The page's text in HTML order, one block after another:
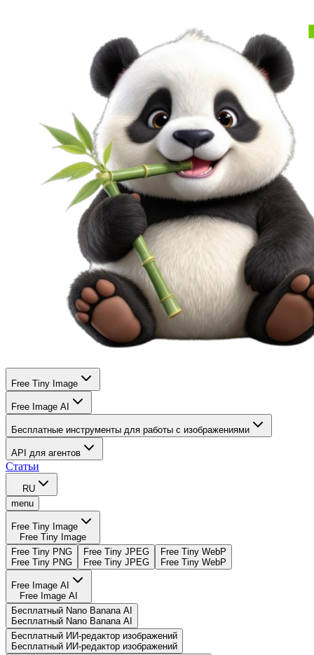
Free Tiny Image
Free Image AI
Бесплатные инструменты для работы с изображениями
API для агентов
Статьи
RU
menu
Free Tiny Image
Free Tiny Image
Free Tiny PNG
Free Tiny PNG
Free Tiny JPEG
Free Tiny JPEG
Free Tiny WebP
Free Tiny WebP
Free Image AI
Free Image AI
Бесплатный Nano Banana AI
Бесплатный Nano Banana AI
Бесплатный ИИ-редактор изображений
Бесплатный ИИ-редактор изображений